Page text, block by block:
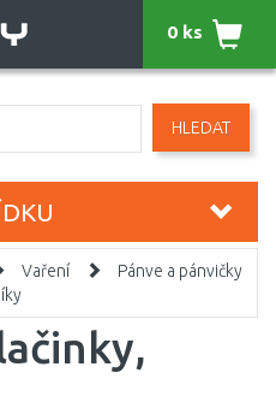
HLEDAT
0 ks
Vaření
Pánve a pánvičky